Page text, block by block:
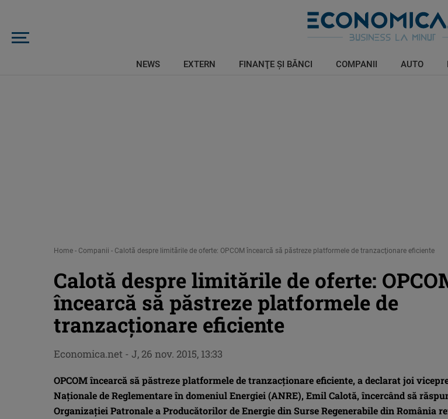
NEWS EXTERN FINANŢE ŞI BĂNCI COMPANII AUTO
Home - Companii - Calotă despre limitările de oferte: OPCOM încearcă să păstreze platformele de tranzacţionare eficiente
Calotă despre limitările de oferte:
încearcă să păstreze platformele de
tranzacţionare eficiente
OPCOM încearcă să păstreze platformele de tranzacţionare eficiente, a declarat joi
Naţionale de Reglementare în domeniul Energiei (ANRE), Emil Calotă, încercând să
Organizaţiei Patronale a Producătorilor de Energie din Surse Regenerabile din România
Economica.net - J, 26 nov. 2015, 13:33